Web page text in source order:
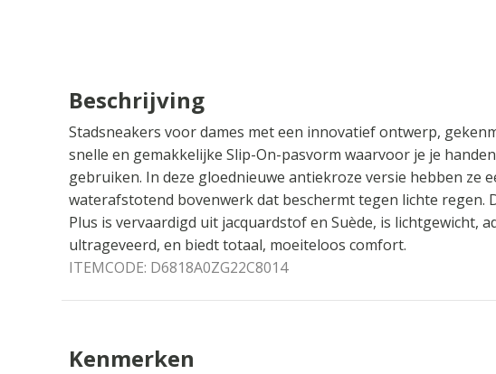
Beschrijving
Stadsneakers voor dames met een innovatief ontwerp,
snelle en gemakkelijke Slip-On-pasvorm waarvoor je je
gebruiken. In deze gloednieuwe antiekroze versie hebben ze
waterafstotend bovenwerk dat beschermt tegen lichte regen.
Plus is vervaardigd uit jacquardstof en Suède, is lichtgewicht,
ultrageveerd, en biedt totaal, moeiteloos comfort.
ITEMCODE: D6818A0ZG22C8014
Kenmerken